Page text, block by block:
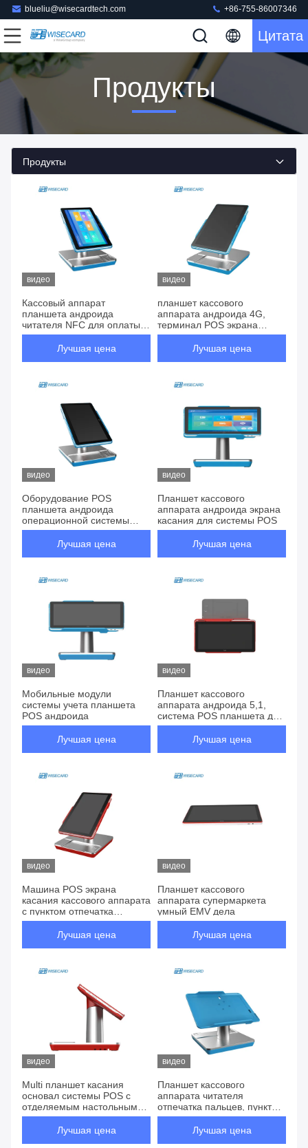
blueliu@wisecardtech.com +86-755-86007346
Цитата
Продукты
Продукты
видео
Кассовый аппарат
планшета андроида
читателя NFC для оплаты
розницы системы POS
Лучшая цена
видео
планшет кассового
аппарата андроида 4G,
терминал POS экрана
касания LCD 11,6 дюймов
Лучшая цена
видео
Оборудование POS
планшета андроида
операционной системы
безопасностью ядра 4G
квадрациклаЛучшая цена
видео
Планшет кассового
аппарата андроида экрана
касания для системы POS
Лучшая цена
видео
Мобильные модули
системы учета планшета
POS андроида
Лучшая цена
видео
Планшет кассового
аппарата андроида 5,1,
система POS планшета для
ресторана
Лучшая цена
видео
Машина POS экрана
касания кассового аппарата
с пунктом отпечатка
пальцев системы продажи
Лучшая цена
видео
Планшет кассового
аппарата супермаркета
умный EMV дела
Лучшая цена
видео
Multi планшет касания
основал системы POS с
отделяемым настольным
держателем
Лучшая цена
видео
Планшет кассового
аппарата читателя
отпечатка пальцев, пункт
планшета экрана касания
системы продажи
Лучшая цена